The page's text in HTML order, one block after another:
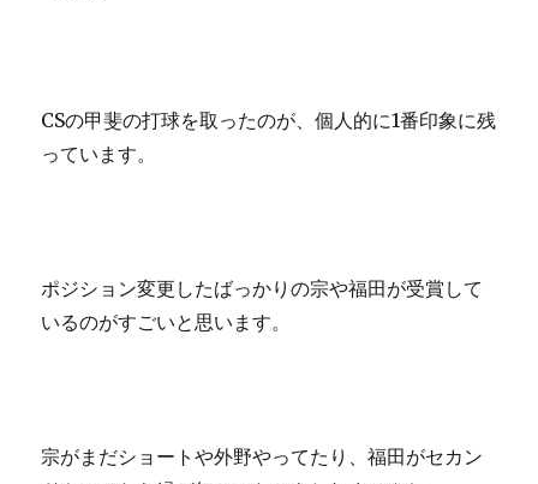
CSの甲斐の打球を取ったのが、個人的に1番印象に残
っています。
ポジション変更したばっかりの宗や福田が受賞して
いるのがすごいと思います。
宗がまだショートや外野やってたり、福田がセカン